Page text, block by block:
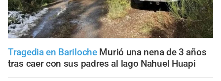
Tragedia en Bariloche Murió una nena de 3 años
tras caer con sus padres al lago Nahuel Huapi